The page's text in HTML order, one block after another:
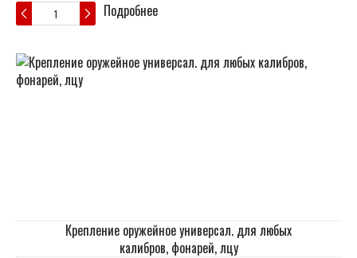
Подробнее
Крепление оружейное универсал. для любых
калибров, фонарей, лцу